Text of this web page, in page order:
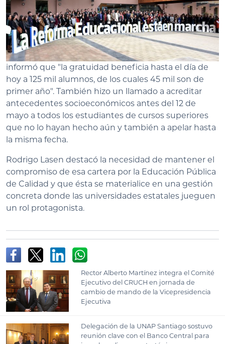
informó que "la gratuidad beneficia hasta el día de
hoy a 125 mil alumnos, de los cuales 45 mil son de
primer año". También hizo un llamado a acreditar
antecedentes socioeconómicos antes del 12 de
mayo a todos los estudiantes de cursos superiores
que no lo hayan hecho aún y también a apelar hasta
la misma fecha.
Rodrigo Lasen destacó la necesidad de mantener el
compromiso de esa cartera por la Educación Pública
de Calidad y que ésta se materialice en una gestión
concreta donde las universidades estatales jueguen
un rol protagonista.
Rector Alberto Martínez integra el Comité
Ejecutivo del CRUCH en jornada de
cambio de mando de la Vicepresidencia
Ejecutiva
Delegación de la UNAP Santiago sostuvo
reunión clave con el Banco Central para